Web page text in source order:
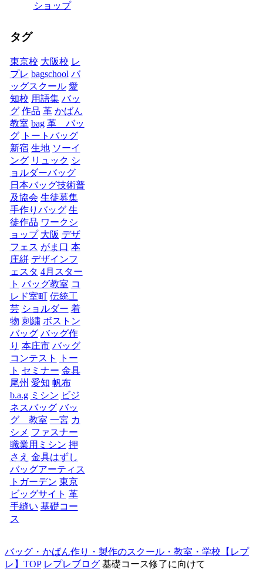
ショップ
タグ
東京校 大阪校 レ
プレ bagschool バ
ッグスクール 愛
知校 用語集 バッ
グ 作品 革 かばん
教室 bag 革 バッ
グ
トートバッグ
新宿 生地 ソーイ
ング リュック シ
ョルダーバッグ
日本バッグ技術普
及協会 生徒募集
手作りバッグ 生
徒作品 ワークシ
ョップ 大阪 デザ
フェス がま口 本
庄絣 デザインフ
ェスタ 4月スター
ト バッグ教室 コ
レド室町 伝統工
芸 ショルダー 着
物 刺繍 ボストン
バッグ バッグ作
り 本庄市 バッグ
コンテスト
トー
ト セミナー 金具
尾州 愛知 帆布
b.a.g ミシン ビジ
ネスバッグ バッ
グ 教室 一宮 カ
シメ ファスナー
職業用ミシン 押
さえ 金具はずし
バッグアーティス
トガーデン 東京
ビッグサイト 革
手縫い 基礎コー
ス
バッグ・かばん作り・製作のスクール・教室・学校【レプ
レ】TOP レプレブログ 基礎コース修了に向けて